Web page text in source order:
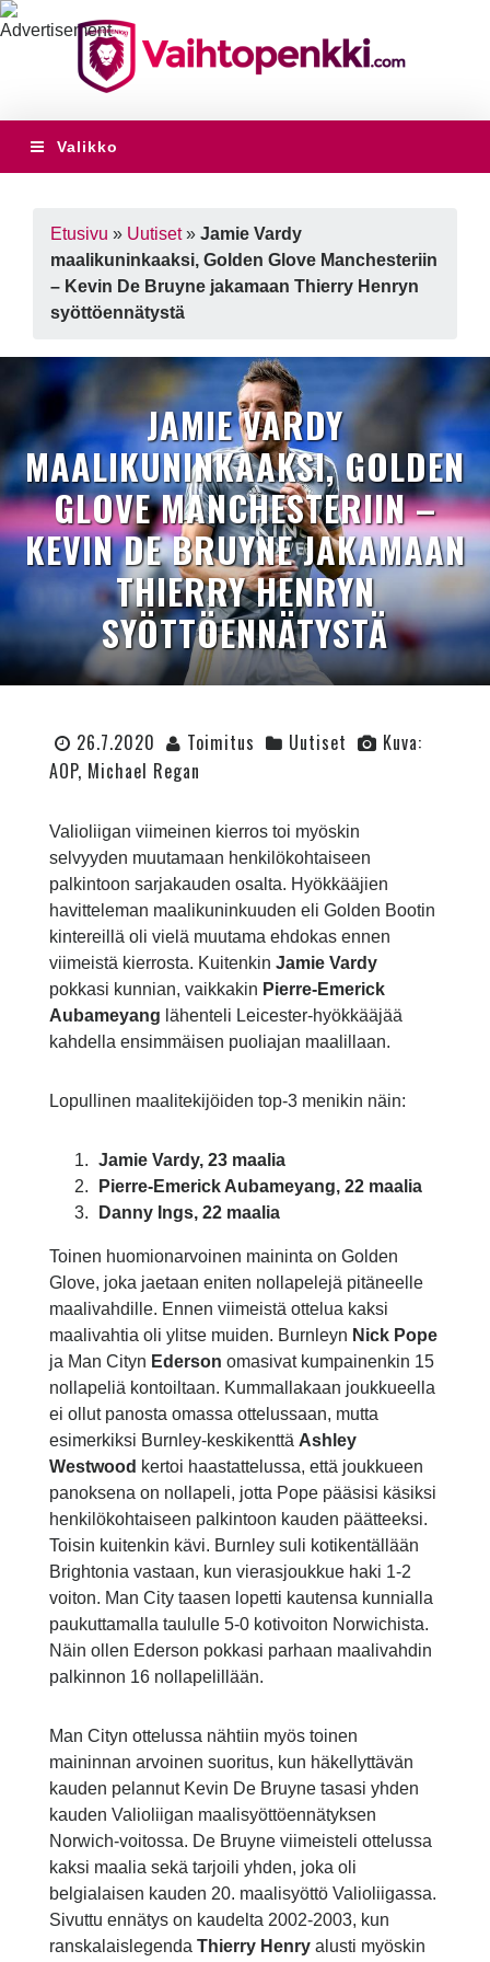
Valikko
Etusivu » Uutiset» Jamie Vardy
maalikuninkaaksi, Golden Glove Manchesteriin
– Kevin De Bruyne jakamaan Thierry Henryn
syöttöennätystä
JAMIE VARDY
MAALIKUNINKAAKSI, GOLDEN
GLOVE MANCHESTERIIN –
KEVIN DE BRUYNE JAKAMAAN
THIERRY HENRYN
SYÖTTÖENNÄTYSTÄ
26.7.2020 Toimitus Uutiset
Kuva:
AOP, Michael Regan
Valioliigan viimeinen kierros toi myöskin
selvyyden muutamaan henkilökohtaiseen
palkintoon sarjakauden osalta. Hyökkääjien
havitteleman maalikuninkuuden eli Golden Bootin
kintereillä oli vielä muutama ehdokas ennen
viimeistä kierrosta. Kuitenkin Jamie Vardy
pokkasi kunnian, vaikkakin Pierre-Emerick
Aubameyang lähenteli Leicester-hyökkääjää
kahdella ensimmäisen puoliajan maalillaan.
Lopullinen maalitekijöiden top-3 menikin näin:
Jamie Vardy, 23 maalia
Pierre-Emerick Aubameyang, 22 maalia
Danny Ings, 22 maalia
Toinen huomionarvoinen maininta on Golden
Glove, joka jaetaan eniten nollapelejä pitäneelle
maalivahdille. Ennen viimeistä ottelua kaksi
maalivahtia oli ylitse muiden. Burnleyn Nick Pope
ja Man Cityn Ederson omasivat kumpainenkin 15
nollapeliä kontoiltaan. Kummallakaan joukkueella
ei ollut panosta omassa ottelussaan, mutta
esimerkiksi Burnley-keskikenttä Ashley
Westwood kertoi haastattelussa, että joukkueen
panoksena on nollapeli, jotta Pope pääsisi käsiksi
henkilökohtaiseen palkintoon kauden päätteeksi.
Toisin kuitenkin kävi. Burnley suli kotikentällään
Brightonia vastaan, kun vierasjoukkue haki 1-2
voiton. Man City taasen lopetti kautensa kunnialla
paukuttamalla taululle 5-0 kotivoiton Norwichista.
Näin ollen Ederson pokkasi parhaan maalivahdin
palkinnon 16 nollapelillään.
Man Cityn ottelussa nähtiin myös toinen
maininnan arvoinen suoritus, kun häkellyttävän
kauden pelannut Kevin De Bruyne tasasi yhden
kauden Valioliigan maalisyöttöennätyksen
Norwich-voitossa. De Bruyne viimeisteli ottelussa
kaksi maalia sekä tarjoili yhden, joka oli
belgialaisen kauden 20. maalisyöttö Valioliigassa.
Sivuttu ennätys on kaudelta 2002-2003, kun
ranskalaislegenda Thierry Henryalusti myöskin